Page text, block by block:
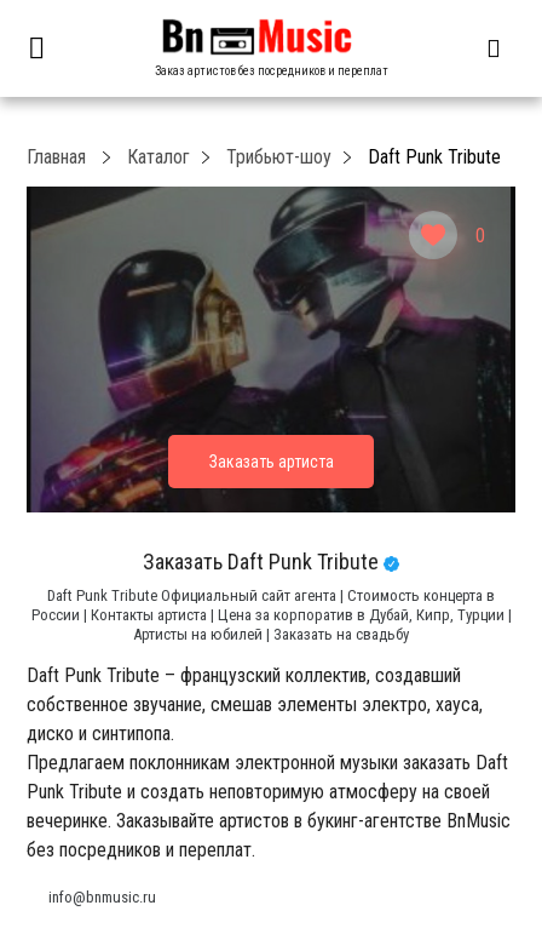
Заказ артистов без посредников и переплат
0
Главная Каталог Трибьют-шоу Daft Punk Tribute
Заказать Daft Punk Tribute
Daft Punk Tribute Официальный сайт агента | Стоимость концерта в
России | Контакты артиста | Цена за корпоратив в Дубай, Кипр, Турции |
Артисты на юбилей | Заказать на свадьбу
Daft Punk Tribute – французский коллектив, создавший
собственное звучание, смешав элементы электро, хауса,
диско и синтипопа.
Предлагаем поклонникам электронной музыки заказать Daft
Punk Tribute и создать неповторимую атмосферу на своей
вечеринке. Заказывайте артистов в букинг-агентстве BnMusic
без посредников и переплат.
info@bnmusic.ru